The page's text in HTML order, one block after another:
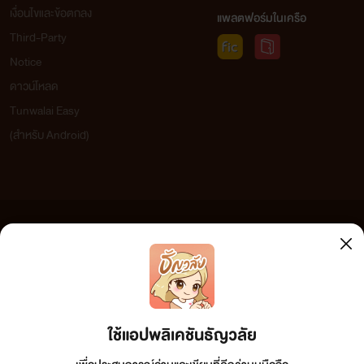
เกาะสวาทหาดหฤหรรษ์ (ปรับปรุง)
Stylo Romantique
www.mebmarket.com
ไวน์แดงรสเริศแก้วนั้น น่าสงสัยว่ามันต้องมาจ
ขวดเดียวกับที่ใช้วางยาปลุกกำหนัดมาร์ค ให้เข
อลังการใส่ดอกลิลลี...
ใช้แอปพลิเคชันธัญวลัย
เงื่อนไขและข้อตกลง
Third-Party
Notice
ดาวน์โหลด
Tunwalai Easy
(สำหรับ Android)
แพลตฟอร์มในเครือ
เว็บไซต์แห่งนี้ไม่ได้เห็นด้วยและไม่ขอรับผิดชอบต่อข้อความใดๆ ทั้งสิ้น ดังนั้นผู้อ่านทุกท่านโปรดใช้
วิจารณญาณในการกลั่นกรองด้วยตนเอง และหากท่านพบข้อความใดๆ ที่ขัดต่อกฎหมายและศีลธรรม
กรุณาแจ้งมาที่ tunwalai@ookbee.com เพื่อทีมงานจะได้ดำเนินการในทันที ทั้งนี้ ทางเว็บไซต์ขอสงวน
ลิขสิทธิ์ตามพระราชบัญญัติลิขสิทธิ์ (ฉบับเพิ่มเติม) พ.ศ.2558